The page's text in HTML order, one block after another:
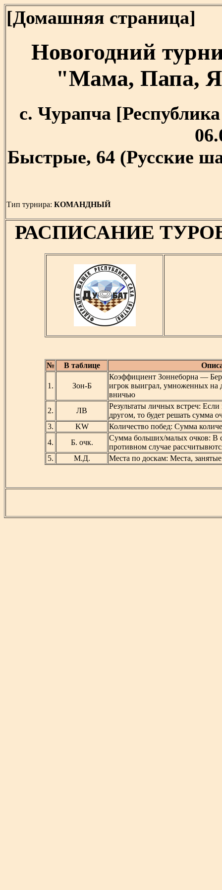
[Домашняя страница]
Новогодний
"Мама, Папа,
с. Чурапча
Быстрые, 64 (Русские
Тип турнира: КОМАНДНЫЙ
РАСПИСАНИЕ
№ В таблице
1. Зон-Б
Коэффициент Зоннеборна —
игрок выиграл, умноженных на
вничью
2.
ЛВ
Результаты личных встреч:
другом, то будет решать сумма
3.
KW
Количество побед: Сумма
4.
Б. очк.
Сумма больших/малых очков: В
противном случае
5.
М.Д. Места по доскам: Места,